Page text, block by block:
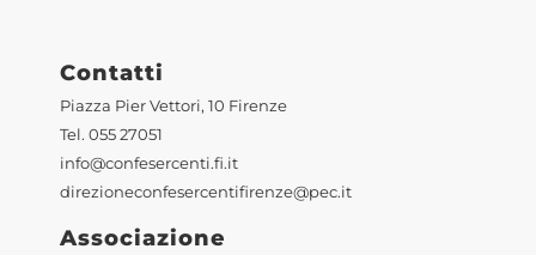
Contatti
Piazza Pier Vettori, 10 Firenze
Tel. 055 27051
info@confesercenti.fi.it
direzioneconfesercentifirenze@pec.it
Associazione